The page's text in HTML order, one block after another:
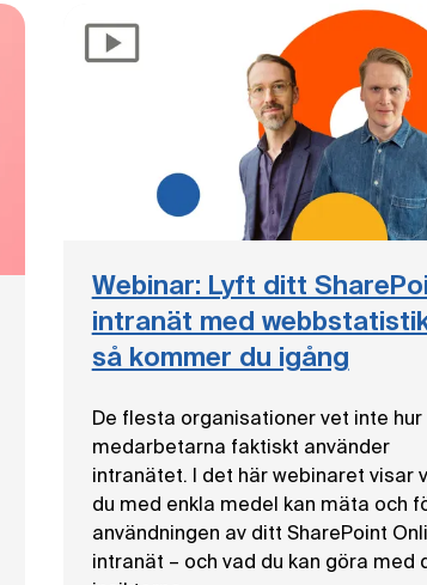
Webinar: Lyft ditt
intranät med
så kommer du igång
De flesta organisationer vet inte hur
medarbetarna faktiskt använder
intranätet. I det här webinaret visar
du med enkla medel kan mäta och
användningen av ditt SharePoint
intranät – och vad du kan göra med